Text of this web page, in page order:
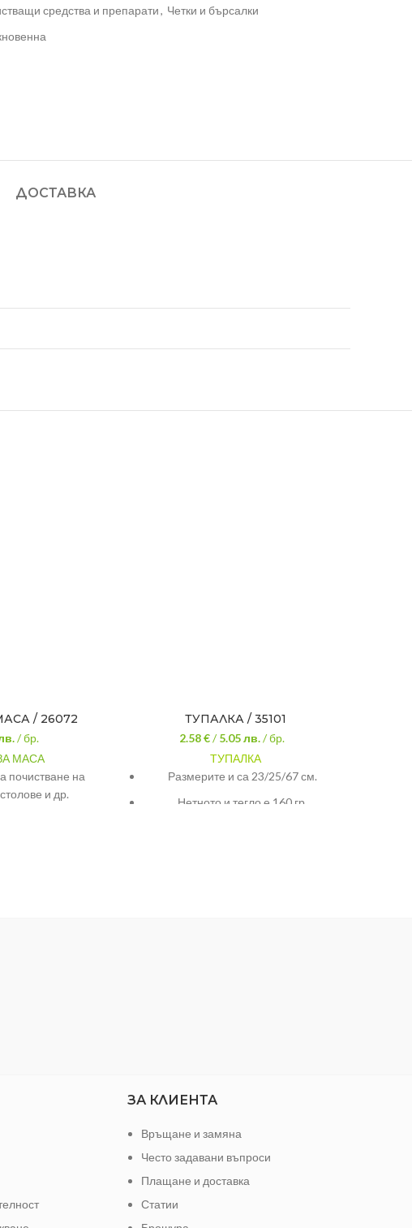
средства и препарати, Четки и бърсалки
ДОСТАВКА
/ 26072
/ бр.
МАСА
почистване на
и др.
ТУПАЛКА / 35101
2.58 €/5.05лв. / бр.
ТУПАЛКА
Размерите и са 23/25/67 см.
Нетното и тегло е 160 гр.
ЗА КЛИЕНТА
Връщане и замяна
Често задавани въпроси
Плащане и доставка
Статии